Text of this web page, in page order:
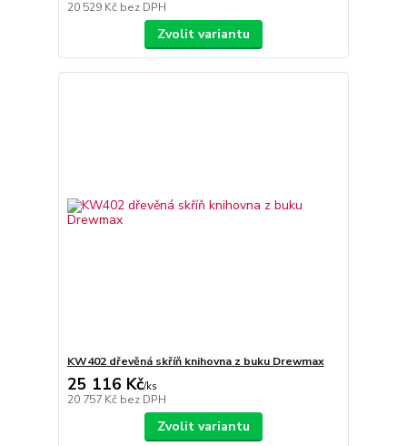
20 529 Kč bez DPH
Zvolit variantu
KW402 dřevěná skříň knihovna z buku Drewmax
25 116 Kč/ks
20 757 Kč bez DPH
Zvolit variantu